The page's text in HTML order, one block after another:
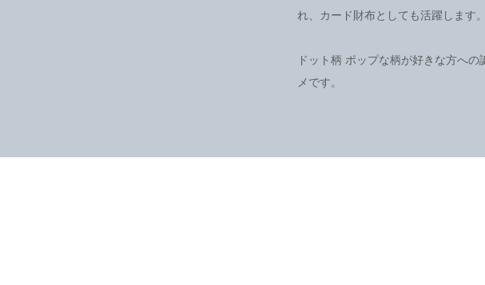
れ、カード財布としても活躍します。
ドット柄 ポップな柄が好きな方へ
メです。